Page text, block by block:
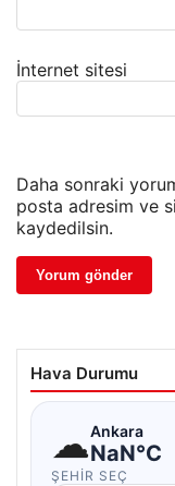
İnternet sitesi
Daha sonraki
posta adresim ve
kaydedilsin.
Hava Durumu
☁Ankara
NaN°C
ŞEHIR SEÇ